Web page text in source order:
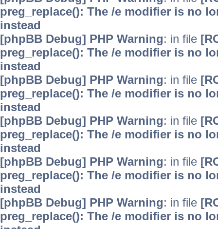
preg_replace(): The /e modifier is no
instead
[phpBB Debug] PHP Warning: in file
preg_replace(): The /e modifier is no
instead
[phpBB Debug] PHP Warning: in file
preg_replace(): The /e modifier is no
instead
[phpBB Debug] PHP Warning: in file
preg_replace(): The /e modifier is no
instead
[phpBB Debug] PHP Warning: in file
preg_replace(): The /e modifier is no
instead
[phpBB Debug] PHP Warning: in file
preg_replace(): The /e modifier is no